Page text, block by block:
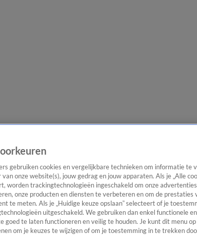
gebruiken cookies en vergelijkbare technieken om informatie te
onze website(s), jouw gedrag en jouw apparaten. Als je „Alle
worden trackingtechnologieën ingeschakeld om onze
onze producten en diensten te verbeteren en om de prestaties
te meten. Als je „Huidige keuze opslaan” selecteert of je
uitgeschakeld. We gebruiken dan enkel functionele
goed te laten functioneren en veilig te houden. Je kunt dit menu
om je keuzes te wijzigen of om je toestemming in te trekken